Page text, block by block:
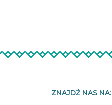
ZNAJDŹ NAS NA: